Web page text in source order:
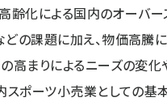
化による国内のオーバー
の課題に加え、物価高騰
高まりによるニーズの変
スポーツ小売業としての基